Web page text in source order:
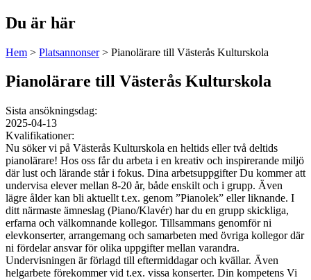
Du är här
Hem > Platsannonser> Pianolärare till Västerås Kulturskola
Pianolärare till Västerås Kulturskola
Sista ansökningsdag:
2025-04-13
Kvalifikationer:
Nu söker vi på Västerås Kulturskola en heltids eller två deltids
pianolärare! Hos oss får du arbeta i en kreativ och inspirerande miljö
där lust och lärande står i fokus. Dina arbetsuppgifter Du kommer att
undervisa elever mellan 8-20 år, både enskilt och i grupp. Även
lägre ålder kan bli aktuellt t.ex. genom ”Pianolek” eller liknande. I
ditt närmaste ämneslag (Piano/Klavér) har du en grupp skickliga,
erfarna och välkomnande kollegor. Tillsammans genomför ni
elevkonserter, arrangemang och samarbeten med övriga kollegor där
ni fördelar ansvar för olika uppgifter mellan varandra.
Undervisningen är förlagd till eftermiddagar och kvällar. Även
helgarbete förekommer vid t.ex. vissa konserter. Din kompetens Vi